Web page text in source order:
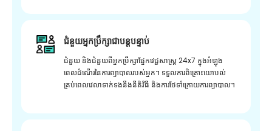
ជំនួយអ្នកប្រឹក្សាជាបន្តបន្ទាប់
ជំនួយ និងជំនួយពីអ្នកប្រឹក្សាផ្នែកវេជ្ជសាស្រ្ត 24x7 ក្នុងអំឡុង
ពេលដំណើរនៃការព្យាបាលរបស់អ្នក។ ទទួលការពិគ្រោះយោបល់
គ្រប់ពេលវេលាទាក់ទងនឹងនីតិវិធី និងការថែទាំក្រោយការព្យាបាល។